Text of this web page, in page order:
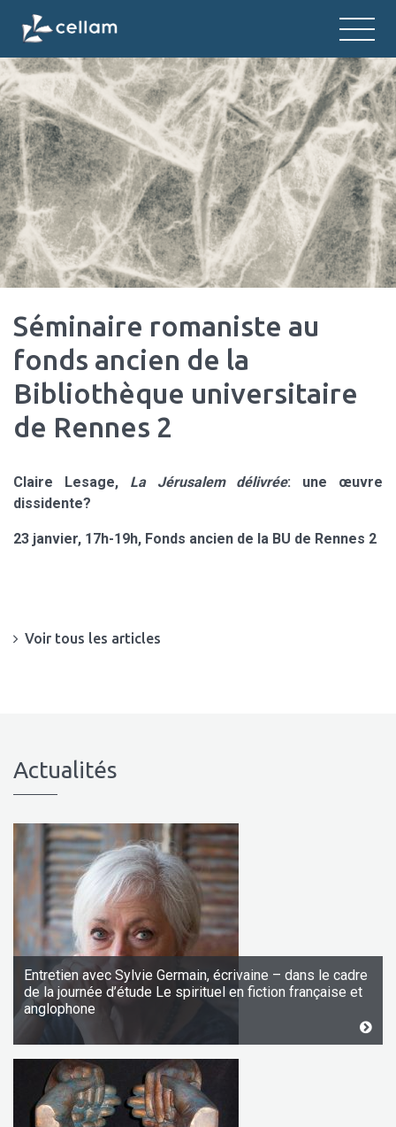
CELLAM
Centre d'études des langues et
Séminaire romaniste au
fonds ancien de la
Bibliothèque universitaire
de Rennes 2
Claire Lesage,La Jérusalem délivrée: une œuvre
dissidente?
23 janvier, 17h-19h, Fonds ancien de la BU de Rennes 2
Voir tous les articles
Actualités
Entretien avec Sylvie Germain, écrivaine – dans le cadre
de la journée d’étude Le spirituel en fiction française et
anglophone